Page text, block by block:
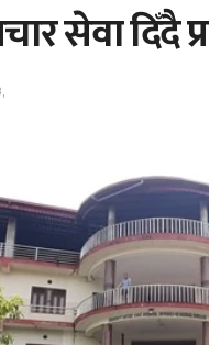
सेवा दिँदै